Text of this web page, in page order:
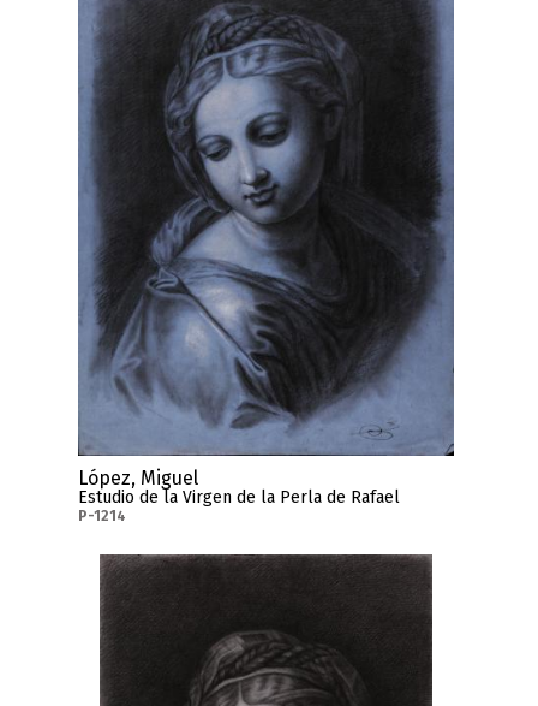
López, Miguel
Estudio de la Virgen de la Perla de Rafael
P-1214